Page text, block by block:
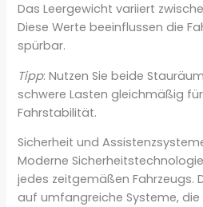
Das Leergewicht variiert
Diese Werte beeinflussen die
spürbar.
Tipp: Nutzen Sie beide
schwere Lasten gleichmäßig
Fahrstabilität.
Sicherheit und
Moderne
jedes zeitgemäßen Fahrzeugs.
auf umfangreiche Systeme,